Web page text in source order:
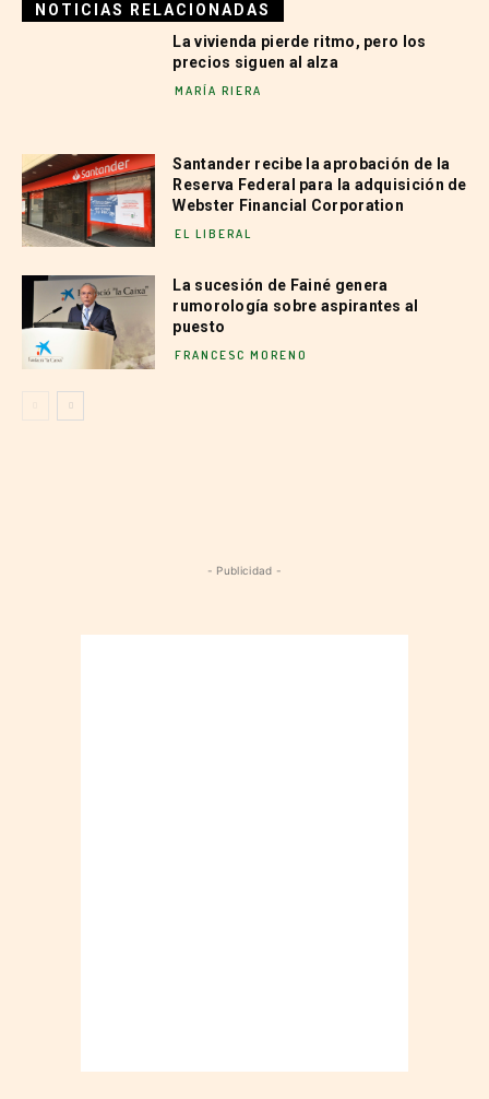
NOTICIAS RELACIONADAS
La vivienda pierde ritmo, pero los
precios siguen al alza
MARÍA RIERA
Santander recibe la aprobación de la
Reserva Federal para la adquisición de
Webster Financial Corporation
EL LIBERAL
La sucesión de Fainé genera
rumorología sobre aspirantes al
puesto
FRANCESC MORENO
- Publicidad -